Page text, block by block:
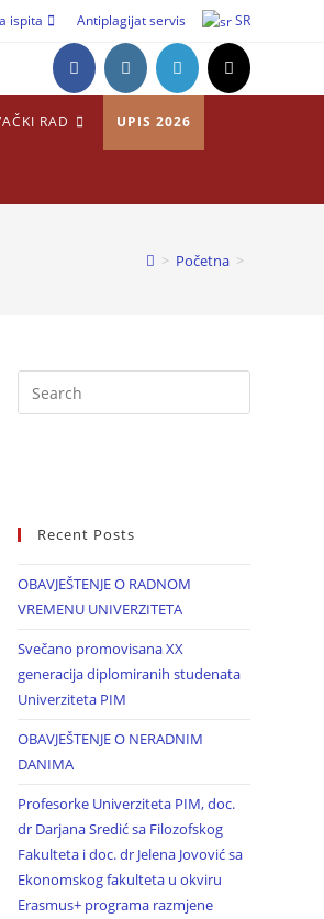
ispita Antiplagijat servis SR
RAD UPIS 2026
> Početna >
Recent Posts
OBAVJEŠTENJE O RADNOM
VREMENU UNIVERZITETA
Svečano promovisana XX
generacija diplomiranih studenata
Univerziteta PIM
OBAVJEŠTENJE O NERADNIM
DANIMA
Profesorke Univerziteta PIM, doc.
dr Darjana Sredić sa Filozofskog
Fakulteta i doc. dr Jelena Jovović sa
Ekonomskog fakulteta u okviru
Erasmus+ programa razmjene